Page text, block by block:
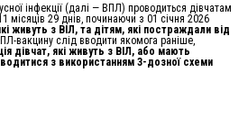
інфекції (далі — ВПЛ) проводиться дівчатам
місяців 29 днів, починаючи з 01 січня 2026
живуть з ВІЛ, та дітям, які постраждали від
вакцину слід вводити якомога раніше,
дівчат, які живуть з ВІЛ, або мають
з використанням 3-дозної схеми